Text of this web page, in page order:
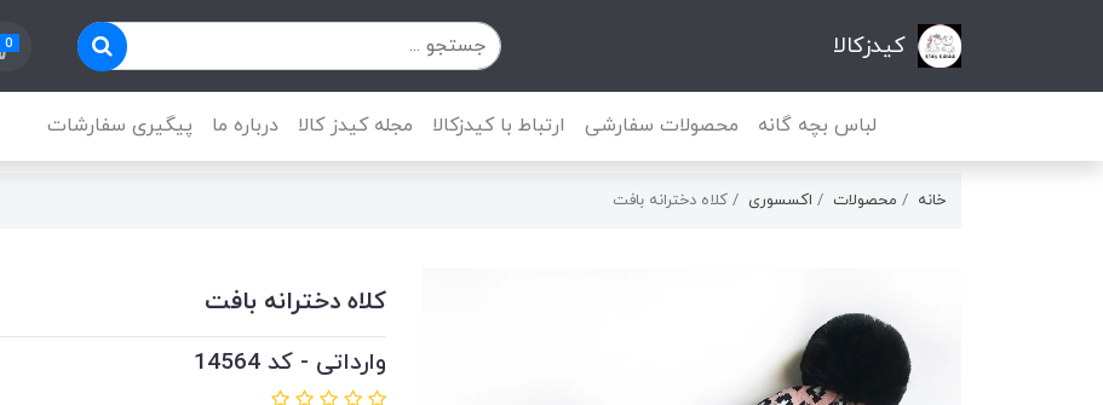
کیدزکالا 0
لباس بچه گانه محصولات سفارشی ارتباط با کیدزکالا مجله کیدز کالا درباره ما پیگیری سفارشات
خانه محصولات اکسسوری کلاه دخترانه بافت
کلاه دخترانه بافت
وارداتی - کد 14564